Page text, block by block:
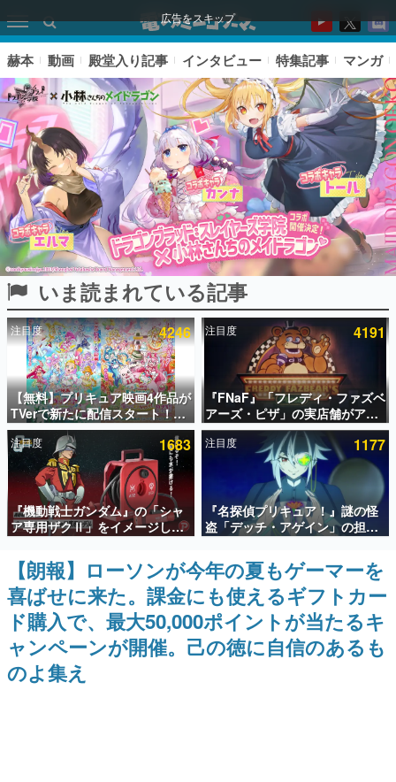
広告をスキップ
ピックアップ
電ファミのいま読まれている記事ランキング
アプリセール情報
インタビュー
連載・特集一覧
殿堂入り記事
SNS拡散数が数千以上！ ページビュー数万以上！ などな
ど。多くの人々に読まれた、電ファミ渾身の“殿堂入り”記
事をまとめました。
ゲームの企画書
名作ゲームクリエイターの方々に製作時のエピソードをお
聞きし、ヒットする企画（ゲーム）とは何か？を探ってい
きます。
赫本
この物語を解いてはいけない。『赫本』は、〈試験問題〉
赫本 動画 殿堂入り記事 インタビュー 特集記事 マンガ
いま読まれている記事
注目度 4246
【無料】プリキュア映画4作品が
TVerで新たに配信スタート！な
んと2018年～2024年の映画ほぼ
すべてが見放題に、ぶっちゃけ
ありえないラインナップ
注目度 4191
『FNaF』「フレディ・ファズベ
アーズ・ピザ」の実店舗がアメ
リカの商業施設「American
Dream」に2027年オープン！
ScottGamesとの共同開発、食
事だけでなくステージショーや
没入型のホラー体験も楽しめる
注目度 1683
『機動戦士ガンダム』の「シャ
ア専用ザクⅡ」をイメージした
散水ホースリールが予約開始。
本体にはシャアのパーソナルマ
ークやジオン公国軍のエンブレ
ム、型式番号などを配置
注目度 1177
『名探偵プリキュア！』謎の怪
盗「デッチ・アゲイン」の担当
キャストは天﨑滉平さんと判
明。『Re:ゼロから始める異世
界生活』オットー役、『ヒプノ
シスマイク』山田三郎役など
【朗報】ローソンが今年の夏もゲーマーを
喜ばせに来た。課金にも使えるギフトカー
ド購入で、最大50,000ポイントが当たるキ
ャンペーンが開催。己の徳に自信のあるも
のよ集え